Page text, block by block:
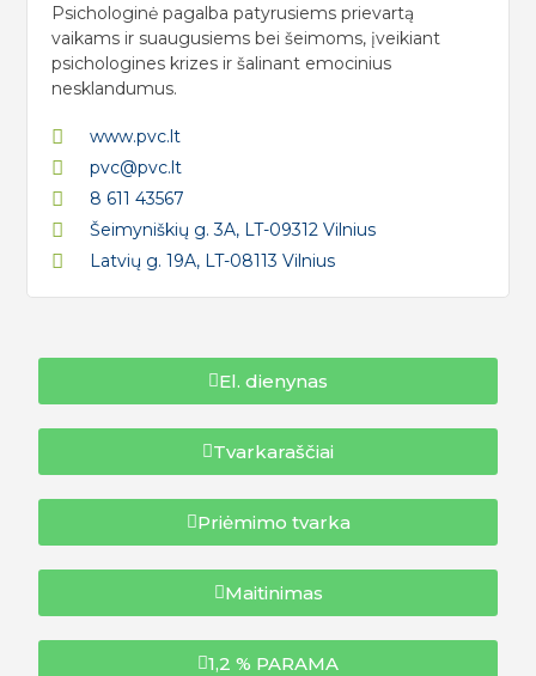
Psichologinė pagalba patyrusiems prievartą
vaikams ir suaugusiems bei šeimoms, įveikiant
psichologines krizes ir šalinant emocinius
nesklandumus.
www.pvc.lt
pvc@pvc.lt
8 611 43567
Šeimyniškių g. 3A, LT-09312 Vilnius
Latvių g. 19A, LT-08113 Vilnius
El. dienynas
Tvarkaraščiai
Priėmimo tvarka
Maitinimas
1,2 % PARAMA